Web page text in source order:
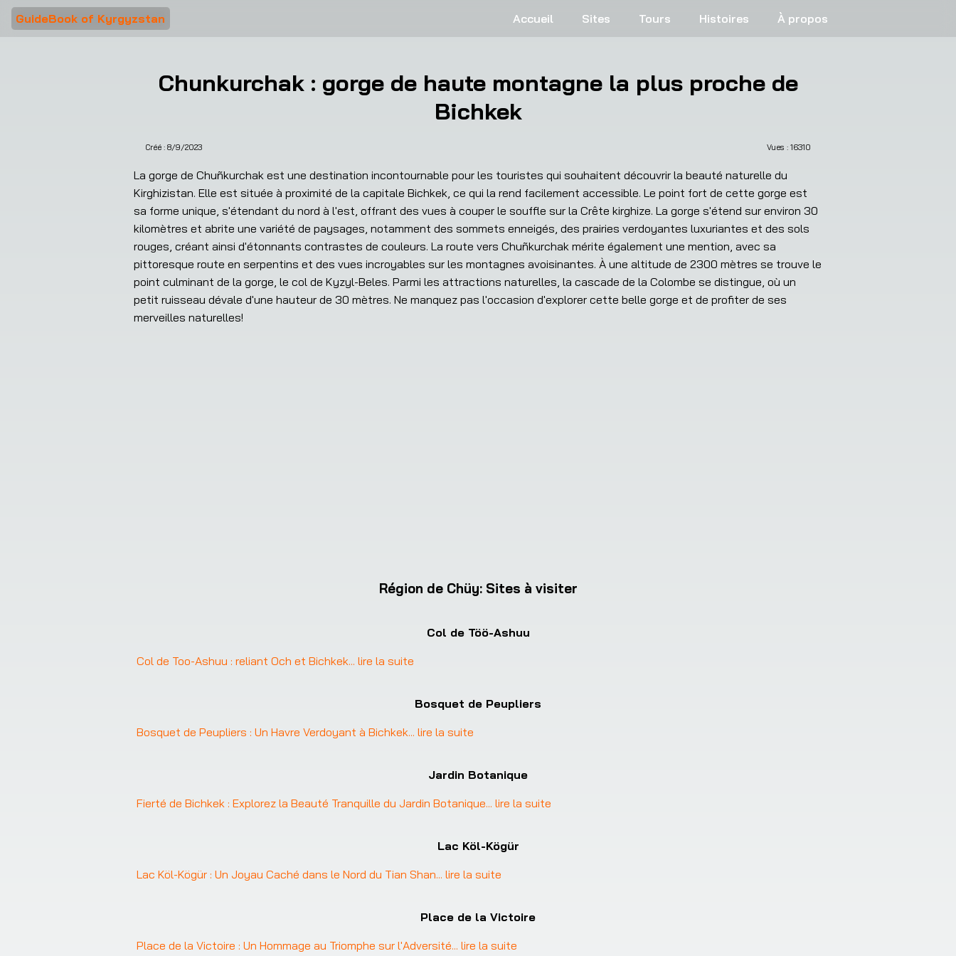
GuideBook of Kyrgyzstan Accueil Sites Tours Histoires À propos
Chunkurchak : gorge de haute montagne la plus proche de
Bichkek
Créé : 8/9/2023 Vues : 16310
La gorge de Chuñkurchak est une destination incontournable pour les touristes qui souhaitent découvrir la beauté naturelle du
Kirghizistan. Elle est située à proximité de la capitale Bichkek, ce qui la rend facilement accessible. Le point fort de cette gorge est
sa forme unique, s'étendant du nord à l'est, offrant des vues à couper le souffle sur la Crête kirghize. La gorge s'étend sur environ 30
kilomètres et abrite une variété de paysages, notamment des sommets enneigés, des prairies verdoyantes luxuriantes et des sols
rouges, créant ainsi d'étonnants contrastes de couleurs. La route vers Chuñkurchak mérite également une mention, avec sa
pittoresque route en serpentins et des vues incroyables sur les montagnes avoisinantes. À une altitude de 2300 mètres se trouve le
point culminant de la gorge, le col de Kyzyl-Beles. Parmi les attractions naturelles, la cascade de la Colombe se distingue, où un
petit ruisseau dévale d'une hauteur de 30 mètres. Ne manquez pas l'occasion d'explorer cette belle gorge et de profiter de ses
merveilles naturelles!
Région de Chüy: Sites à visiter
Col de Töö-Ashuu
Col de Too-Ashuu : reliant Och et Bichkek... lire la suite
Bosquet de Peupliers
Bosquet de Peupliers : Un Havre Verdoyant à Bichkek... lire la suite
Jardin Botanique
Fierté de Bichkek : Explorez la Beauté Tranquille du Jardin Botanique... lire la suite
Lac Köl-Kögür
Lac Köl-Kögür : Un Joyau Caché dans le Nord du Tian Shan... lire la suite
Place de la Victoire
Place de la Victoire : Un Hommage au Triomphe sur l'Adversité... lire la suite